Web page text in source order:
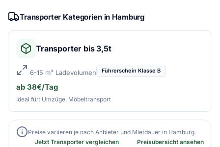
Transporter Kategorien in Hamburg
Transporter bis 3,5t
6-15 m³ Ladevolumen Führerschein Klasse B
ab 38€/Tag
Ideal für: Umzüge, Möbeltransport
Preise variieren je nach Anbieter und Mietdauer in Hamburg.
Jetzt Transporter vergleichen
Preisübersicht ansehen